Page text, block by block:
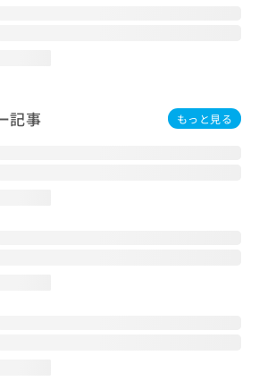
記事 もっと見る